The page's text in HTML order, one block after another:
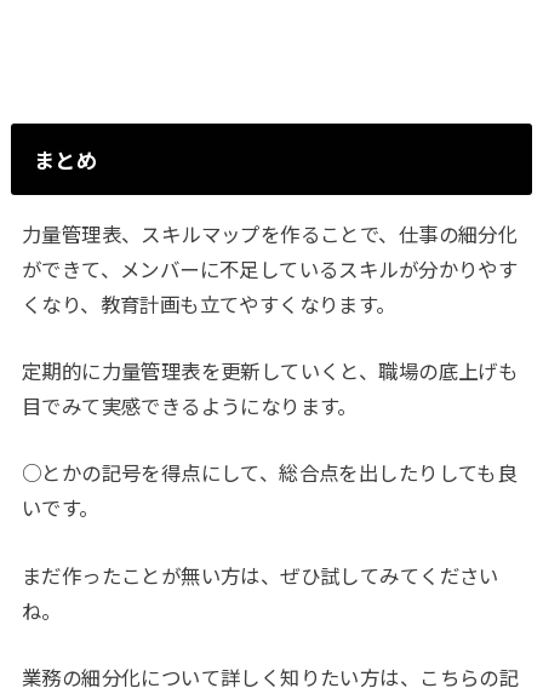
まとめ
力量管理表、スキルマップを作ることで、仕事の細分化
ができて、メンバーに不足しているスキルが分かりやす
くなり、教育計画も立てやすくなります。
定期的に力量管理表を更新していくと、職場の底上げも
目でみて実感できるようになります。
○とかの記号を得点にして、総合点を出したりしても良
いです。
まだ作ったことが無い方は、ぜひ試してみてください
ね。
業務の細分化について詳しく知りたい方は、こちらの記